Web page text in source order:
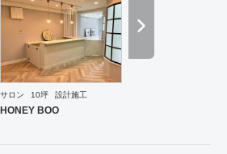
が可能です。工場では金属を中心にさまざま
制作が可能で、例えば通常デザイン性とは無
備（鉄扉）などにも高いデザイン性を施すこ
GRIDFRAME とりかえのきかない空間
Synes(シネス) 霧のようなやわらか
sotochiku.com/
サロン 10坪 設計施工
HONEY BOO